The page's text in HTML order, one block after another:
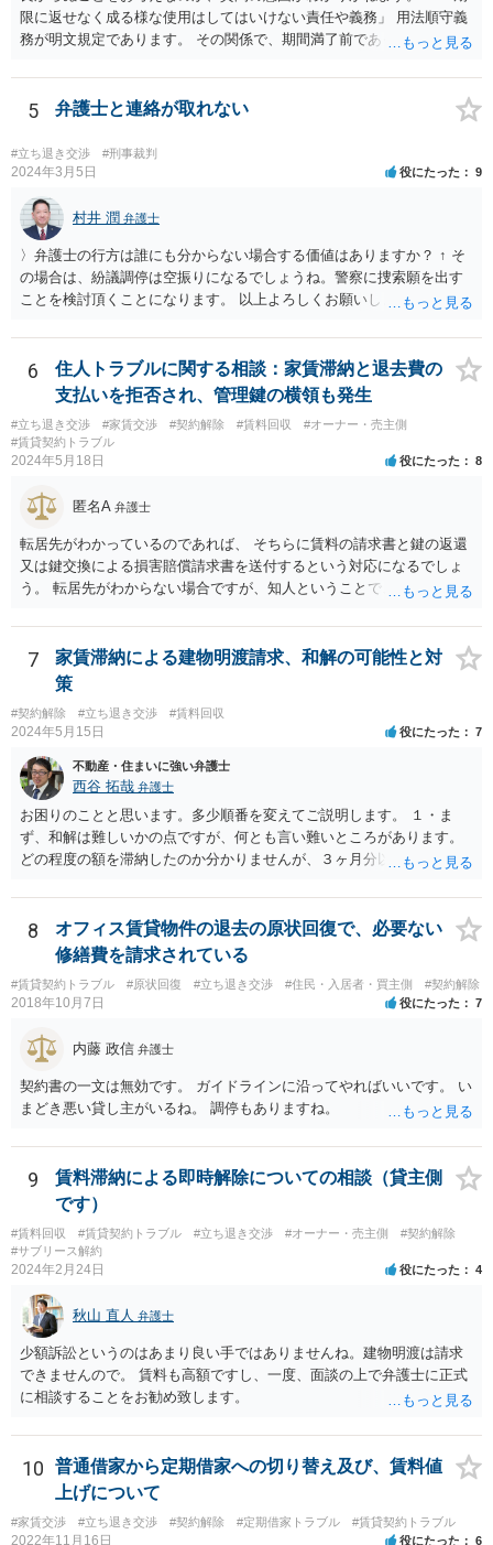
限に返せなく成る様な使用はしてはいけない責任や義務」 用法順守義
務が明文規定であります。 その関係で、期間満了前であっても、契約
九十四条 借主は、契約又はその目的物の性質によって定まった用法
に従い、その物の使用及び収益をしなければならない。 ２ 借主は、
貸主の承諾を得なければ、第三者に借用物の使用又は収益をさせるこ
とができない。 ３ 借主が前二項の規定に違反して使用又は収益をし
たときは、貸主は、契約の解除をすることができる。
5 弁護士と連絡が取れない
#立ち退き交渉 #刑事裁判
2024年3月5日 役にたった 9
村井 潤 弁護士
〉弁護士の行方は誰にも分からない場合する価値はありますか？ ↑ そ
の場合は、紛議調停は空振りになるでしょうね。警察に捜索願を出す
ことを検討頂くことになります。 以上よろしくお願いします。同業者
了させてください。
6
住人トラブルに関する相談：家賃滞納と退去費の
支払いを拒否され、管理鍵の横領も発生
#立ち退き交渉 #家賃交渉 #契約解除 #賃料回収
#オーナー・売主側
#賃貸契約トラブル
2024年5月18日 役にたった 8
匿名A 弁護士
転居先がわかっているのであれば、 そちらに賃料の請求書と鍵の返還
又は鍵交換による損害賠償請求書を送付するという対応になるでしょ
う。 転居先がわからない場合ですが、知人ということで、連絡がつく
で、適切な対応が望めない場合は、債権回収を弁護士に依頼すること
をご検討ください。
7
家賃滞納による建物明渡請求、和解の可能性と対
策
#契約解除 #立ち退き交渉 #賃料回収
2024年5月15日 役にたった 7
不動産・住まいに強い弁護士
西谷 拓哉 弁護士
お困りのことと思います。多少順番を変えてご説明します。 １・ま
ず、和解は難しいかの点ですが、何とも言い難いところがあります。
どの程度の額を滞納したのか分かりませんが、３ヶ月分以上滞納した
れたと評価され、来月払えるからと言って、大家があなたとの賃貸借
契約が解約できることに変わりなくなってしまうからです。 そのよう
な場合、相手が、「もう出て行って欲しい」と考えていれば、引き続
き居住する前提での和解は難しい可能性があります。 ２・弁護士が事
件の見通しをたてるにも、賃料滞納状況で見立てが変わりますし、そ
もそも賃料滞納状況によってはご希望に沿える活動を保障できず、 依
頼を受けられないかもしれないです。依頼を受けるにしても厳しめの
リスクを踏まえた上でのものとなる可能性があります。 定型的な事件
依頼となるかもわからず、着手金額もなんともいえないと思います。
複数事務所にあたり、着手金額を確認されるとよいと思います。 ３・
弁護士が依頼を受ければ代わりに裁判所とのやりとりを行うことが可
能です。双方に弁護士がついていればウェブ会議で裁判を実施する場
合もあるでしょう。 ただし、ご本人さんも同行してもらう必要が和解
協議の場合だとあると思います。
8
オフィス賃貸物件の退去の原状回復で、必要ない
修繕費を請求されている
#賃貸契約トラブル #原状回復 #立ち退き交渉 #住民・入居者・買主側 #契約解除
2018年10月7日 役にたった 7
内藤 政信 弁護士
契約書の一文は無効です。 ガイドラインに沿ってやればいいです。 い
まどき悪い貸し主がいるね。 調停もありますね。
9
賃料滞納による即時解除についての相談（貸主側
です）
#賃料回収 #賃貸契約トラブル #立ち退き交渉 #オーナー・売主側
#契約解除
#サブリース解約
2024年2月24日 役にたった 4
秋山 直人 弁護士
少額訴訟というのはあまり良い手ではありませんね。建物明渡は請求
できませんので。 賃料も高額ですし、一度、面談の上で弁護士に正式
に相談することをお勧め致します。
10
普通借家から定期借家への切り替え及び、賃料値
上げについて
#家賃交渉 #立ち退き交渉 #契約解除 #定期借家トラブル #賃貸契約トラブル
2022年11月16日 役にたった 6